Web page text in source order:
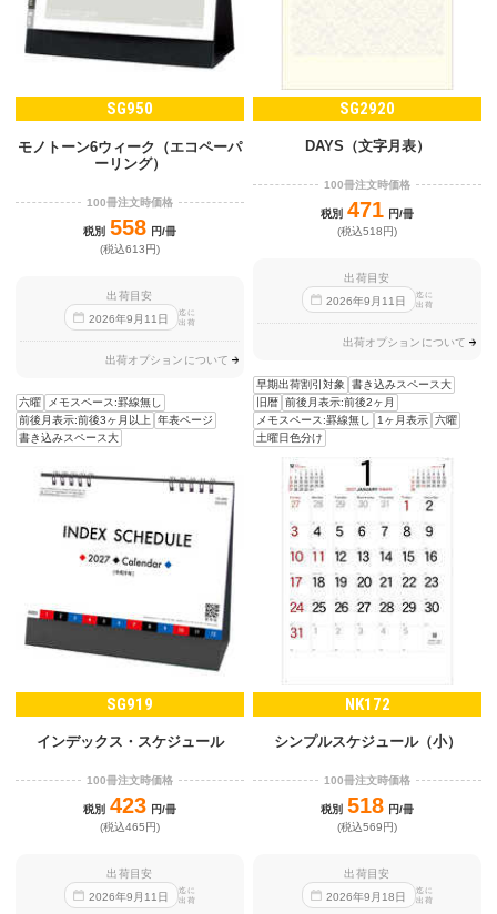
SG950
モノトーン6ウィーク（エコペーパ
ーリング）
100冊注文時価格
税別 558 円/冊
(税込613円)
出荷目安
2026年9 月 11 日
迄に
出荷
出荷オプションについて
六曜
メモスペース:罫線無し
前後月表示:前後3ヶ月以上
年表ページ
書き込みスペース大
SG2920
DAYS（文字月表）
100冊注文時価格
税別 471 円/冊
(税込518円)
出荷目安
2026年9 月11 日
迄に
出荷
出荷オプションについて
早期出荷割引対象
書き込みスペース大
旧暦 前後月表示:前後2ヶ月
メモスペース:罫線無し
1ヶ月表示 六曜
土曜日色分け
SG919
インデックス・スケジュール
100冊注文時価格
税別 423 円/冊
(税込465円)
出荷目安
2026年9 月11 日
迄に
出荷
NK172
シンプルスケジュール（小）
100冊注文時価格
税別 518 円/冊
(税込569円)
出荷目安
2026年9 月18 日
迄に
出荷